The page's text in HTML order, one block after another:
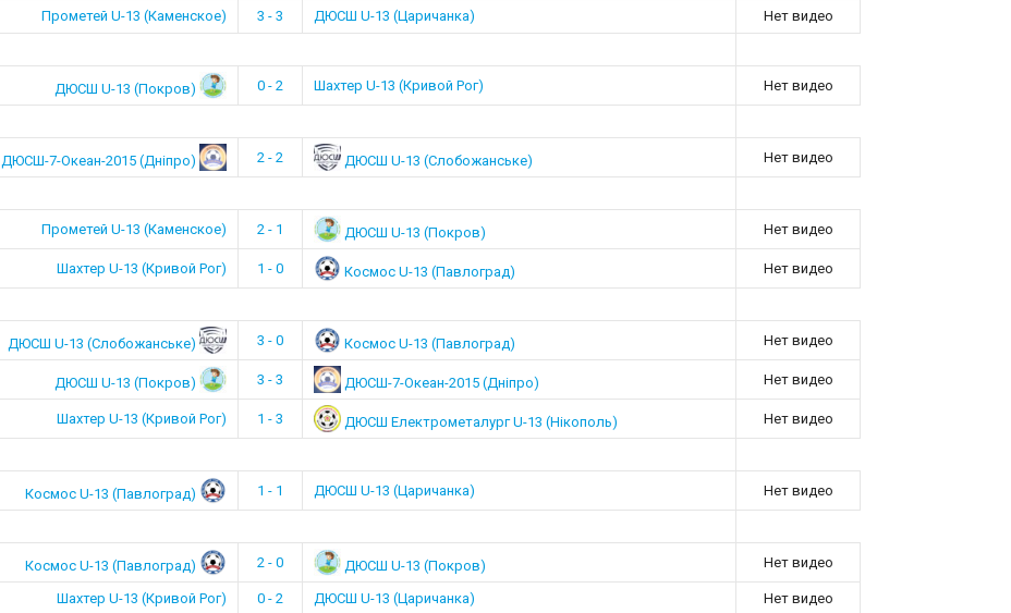
Прометей U-13 (Каменское) 3 - 3 ДЮСШ U-13 (Царичанка) Нет видео
ДЮСШ U-13 (Покров) 0 - 2 Шахтер U-13 (Кривой Рог) Нет видео
ДЮСШ-7-Океан-2015 (Дніпро) 2 - 2 ДЮСШ U-13 (Слобожанське) Нет видео
Прометей U-13 (Каменское) 2 - 1 ДЮСШ U-13 (Покров) Нет видео
Шахтер U-13 (Кривой Рог) 1 - 0 Космос U-13 (Павлоград) Нет видео
ДЮСШ U-13 (Слобожанське) 3 - 0 Космос U-13 (Павлоград) Нет видео
ДЮСШ U-13 (Покров) 3 - 3 ДЮСШ-7-Океан-2015 (Дніпро) Нет видео
Шахтер U-13 (Кривой Рог) 1 - 3 ДЮСШ Електрометалург U-13 (Нікополь) Нет видео
Космос U-13 (Павлоград) 1 - 1 ДЮСШ U-13 (Царичанка) Нет видео
Космос U-13 (Павлоград) 2 - 0 ДЮСШ U-13 (Покров) Нет видео
Шахтер U-13 (Кривой Рог) 0 - 2 ДЮСШ U-13 (Царичанка) Нет видео